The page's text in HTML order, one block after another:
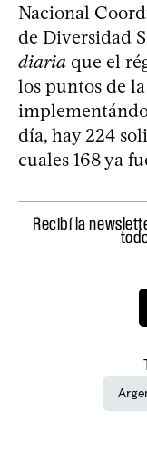
Nacional
de Diversidad
diaria que el
los puntos de
día, hay 224
cuales 168 ya
Recibí la